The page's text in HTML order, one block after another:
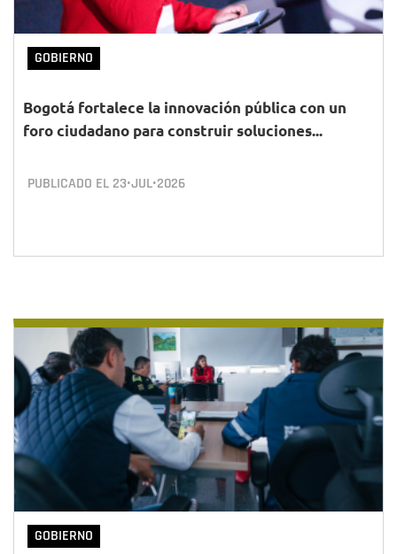
GOBIERNO
Bogotá fortalece la innovación pública con un
foro ciudadano para construir soluciones...
PUBLICADO EL 23•JUL•2026
GOBIERNO